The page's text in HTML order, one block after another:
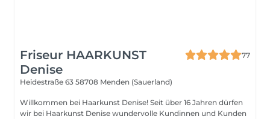
Friseur HAARKUNST
Denise
77
Heidestraße 63 58708 Menden (Sauerland)
Willkommen bei Haarkunst Denise! Seit über 16 Jahren dürfen
wir bei Haarkunst Denise wundervolle Kundinnen und Kunden